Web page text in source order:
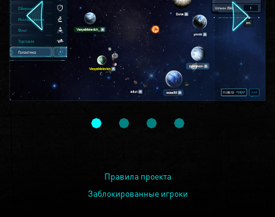
Правила проекта
Заблокированные игроки